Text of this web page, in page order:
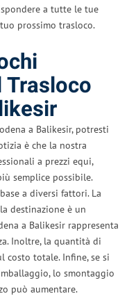
a tutte le tue
prossimo trasloco.
Trasloco
a Balikesir, potresti
è che la nostra
a prezzi equi,
semplice possibile.
a diversi fattori. La
destinazione è un
a Balikesir rappresenta
Inoltre, la quantità di
costo totale. Infine, se si
lo smontaggio
può aumentare.